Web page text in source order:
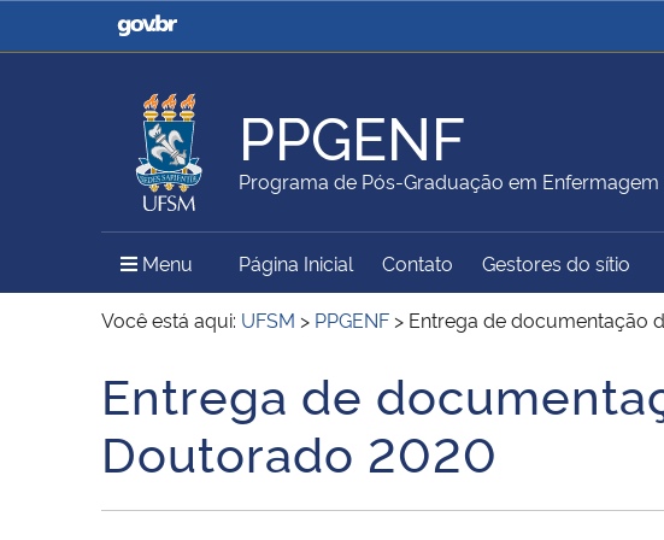
Casa Civil
Ministério da Justiça e
Ministério
Ministério da Agricultura,
Pecuária e Abastecimento
Ministério da Educação
Ministério do Meio Ambiente Ministério do Turismo
Ministério do
Secretaria de Governo
Gabinete de Segurança
Institucional
PPGENF
Programa de Pós-Graduação em Enfermagem
Menu Menu Principal do Sítio
Página Inicial Contato Gestores do sítio
Você está aqui: UFSM > PPGENF > Entrega de documentação
Início do conteúdo
Entrega de
Doutorado 2020